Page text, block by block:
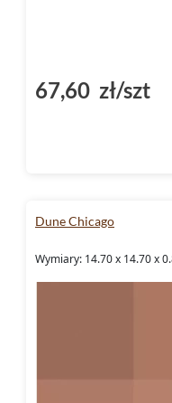
67,60 zł/szt
Dune Chicago
Wymiary: 14.70 x 14.70 x